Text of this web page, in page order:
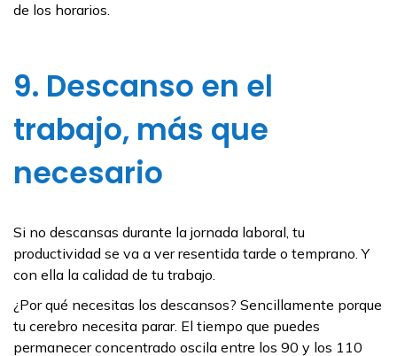
de los horarios.
9. Descanso en el
trabajo, más que
necesario
Si no descansas durante la jornada laboral, tu
productividad se va a ver resentida tarde o temprano. Y
con ella la calidad de tu trabajo.
¿Por qué necesitas los descansos? Sencillamente porque
tu cerebro necesita parar. El tiempo que puedes
permanecer concentrado oscila entre los 90 y los 110